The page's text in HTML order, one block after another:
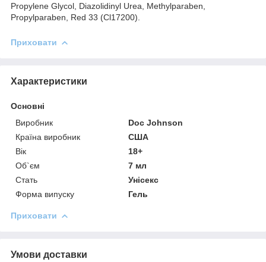
Propylene Glycol, Diazolidinyl Urea, Methylparaben,
Propylparaben, Red 33 (Cl17200).
Приховати
Характеристики
Основні
Виробник
Doc Johnson
Країна виробник
США
Вік
18+
Об`єм
7 мл
Стать
Унісекс
Форма випуску
Гель
Приховати
Умови доставки